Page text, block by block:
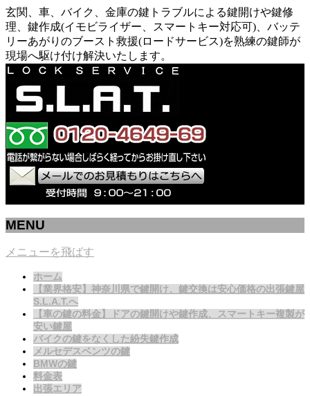
玄関、車、バイク、金庫の鍵トラブルによる鍵開けや鍵修
理、鍵作成(イモビライザー、スマートキー対応可)、バッテ
リーあがりのブースト救援(ロードサービス)を熟練の鍵師が
現場へ駆け付け解決いたします。
MENU
メニューを飛ばす
ホーム
【業界格安】神奈川県で鍵開け、鍵交換は安心価格の出張鍵屋
S.L.A.T.へ
【車の鍵の料金】ドアの鍵開けや鍵作成、スマートキー複製が
安い鍵屋
バイクの鍵をなくした紛失鍵作成
メルセデスベンツの鍵
BMWの鍵
料金表
出張エリア